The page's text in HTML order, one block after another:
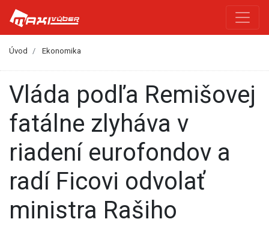
Úvod Ekonomika
Vláda podľa Remišovej
fatálne zlyháva v
riadení eurofondov a
radí Ficovi odvolať
ministra Rašiho